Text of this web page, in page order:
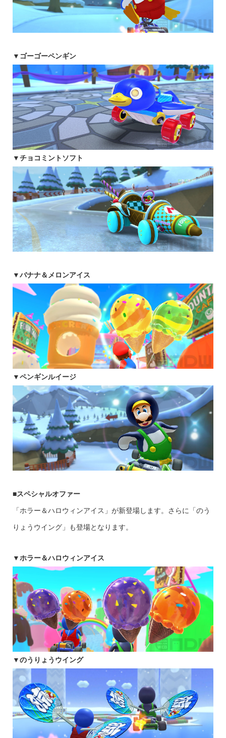
▼ゴーゴーペンギン
▼チョコミントソフト
▼バナナ＆メロンアイス
▼ペンギンルイージ
■スペシャルオファー
「ホラー＆ハロウィンアイス」が新登場します。さらに「のう
りょうウイング」も登場となります。
▼ホラー＆ハロウィンアイス
▼のうりょうウイング